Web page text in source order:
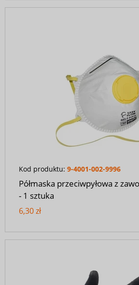
Kod produktu: 9-4001-002-9996
Półmaska przeciwpyłowa z
- 1 sztuka
6,30 zł